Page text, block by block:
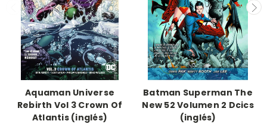
Aquaman Universe
Rebirth Vol 3 Crown Of
Atlantis (inglés)
Batman Superman The
New 52 Volumen 2 Dcics
(inglés)